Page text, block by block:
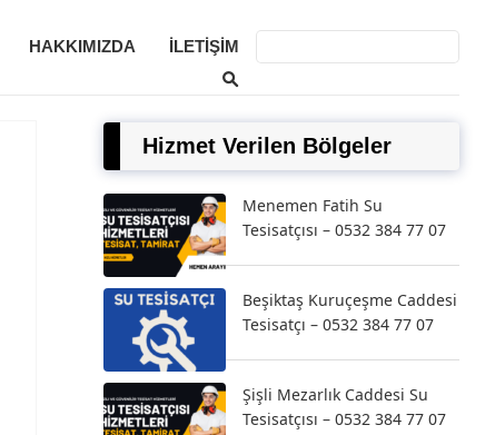
HAKKIMIZDA İLETIŞIM
Hizmet Verilen Bölgeler
Menemen Fatih Su
Tesisatçısı – 0532 384 77 07
Beşiktaş Kuruçeşme Caddesi
Tesisatçı – 0532 384 77 07
Şişli Mezarlık Caddesi Su
Tesisatçısı – 0532 384 77 07